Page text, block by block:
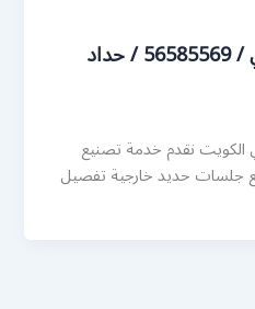
رقم حداد ديوانيات حولي / 56585569 / حداد
الكويت نقدم خدمة تصنيع
جلسات حديد خارجية تفصيل